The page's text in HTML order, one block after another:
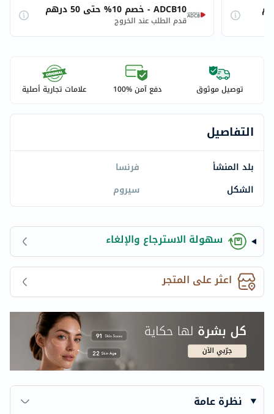
ADCB10 - خصم 10% حتى 50 درهم
قدم الطلب عند الخروج
توصيل موثوق دفع آمن %100 علامات تجارية أصلية
التفاصيل
بلد المنشأ
فرنسا
الشكل
سيروم
سهولة الاسترجاع والإلغاء
اعثر على المتجر
نظرة عامة